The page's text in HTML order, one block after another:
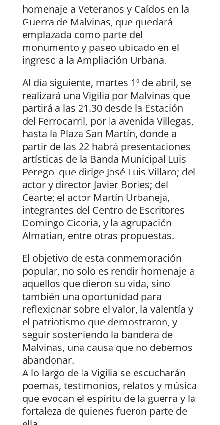
homenaje a Veteranos y Caídos en la
Guerra de Malvinas, que quedará
emplazada como parte del
monumento y paseo ubicado en el
ingreso a la Ampliación Urbana.
Al día siguiente, martes 1º de abril, se
realizará una Vigilia por Malvinas que
partirá a las 21.30 desde la Estación
del Ferrocarril, por la avenida Villegas,
hasta la Plaza San Martín, donde a
partir de las 22 habrá presentaciones
artísticas de la Banda Municipal Luis
Perego, que dirige José Luis Villaro; del
actor y director Javier Bories; del
Cearte; el actor Martín Urbaneja,
integrantes del Centro de Escritores
Domingo Cicoria, y la agrupación
Almatian, entre otras propuestas.
El objetivo de esta conmemoración
popular, no solo es rendir homenaje a
aquellos que dieron su vida, sino
también una oportunidad para
reflexionar sobre el valor, la valentía y
el patriotismo que demostraron, y
seguir sosteniendo la bandera de
Malvinas, una causa que no debemos
abandonar.
A lo largo de la Vigilia se escucharán
poemas, testimonios, relatos y música
que evocan el espíritu de la guerra y la
fortaleza de quienes fueron parte de